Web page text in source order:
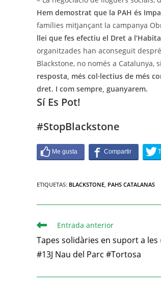
Hem demostrat que la PAH és
famílies mitjançant la campanya
llei que fes efectiu el Dret a
organitzades han aconseguit
Blackstone, no només a Catalunya,
resposta, més col·lectius de més
dret. I com sempre, guanyarem.
Sí Es Pot!
#StopBlackstone
ETIQUETAS: BLACKSTONE, PAHS CATALANAS
Entrada anterior
Tapes solidàries en suport a les
#13J Nau del Parc #Tortosa